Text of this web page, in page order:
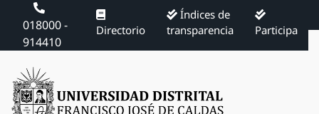
018000 -
914410
Directorio
Índices de
transparencia
Participa